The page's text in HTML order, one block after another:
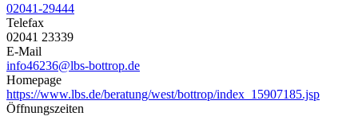
02041-29444
Telefax
02041 23339
E-Mail
info46236@lbs-bottrop.de
Homepage
https://www.lbs.de/beratung/west/bottrop/index_15907185.jsp
Öffnungszeiten